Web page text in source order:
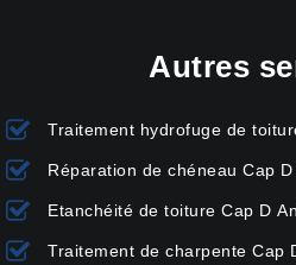
Autres
Traitement hydrofuge de
Réparation de chéneau Cap
Etanchéité de toiture Cap D
Traitement de charpente Cap